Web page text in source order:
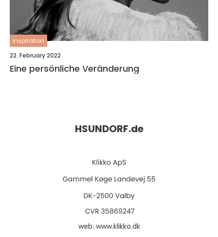
inspiration
22. February 2022
Eine persönliche Veränderung
HSUNDORF.de
web: www.klikko.dk